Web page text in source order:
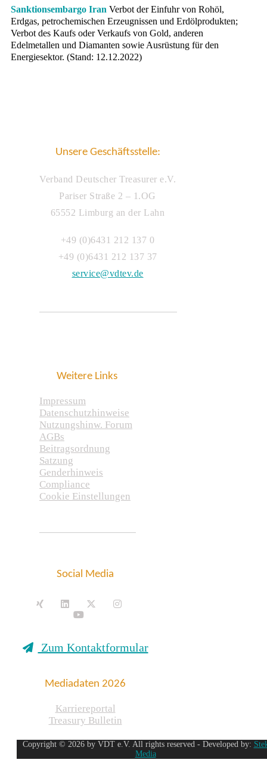
Sanktionsembargo Iran Verbot der Einfuhr von Rohöl,
Erdgas, petrochemischen Erzeugnissen und Erdölprodukten;
Verbot des Kaufs oder Verkaufs von Gold, anderen
Edelmetallen und Diamanten sowie Ausrüstung für den
Energiesektor. (Stand: 12.12.2022)
Unsere Geschäftsstelle:
Verband Deutscher Treasurer e.V.
Pariser Straße 2 – 1.OG
65552 Limburg an der Lahn
+49 (0)6431 212 137 0
+49 (0)6431 212 137 37
service@vdtev.de
Weitere Links
Impressum
Datenschutzhinweise
Nutzungshinw. Forum
AGBs
Beitragsordnung
Satzung
Genderhinweis
Compliance
Cookie Einstellungen
Social Media
Zum Kontaktformular
Mediadaten 2026
Karriereportal
Treasury Bulletin
Copyright © 2026 by VDT e.V. All rights reserved - Developed by:
Media